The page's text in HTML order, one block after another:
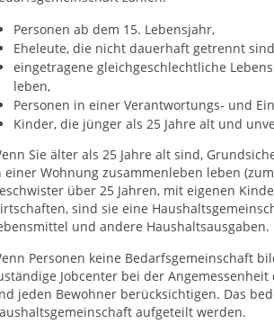
Personen ab dem 15. Lebensjahr,
Eheleute, die nicht dauerhaft getrennt
eingetragene gleichgeschlechtliche
leben,
Personen in einer Verantwortungs- und
Kinder, die jünger als 25 Jahre alt und
Sie älter als 25 Jahre alt sind,
einer Wohnung zusammenleben leben
über 25 Jahren, mit eigenen
sind sie eine
und andere Haushaltsausgaben.
Personen keine Bedarfsgemeinschaft
Jobcenter bei der
jeden Bewohner berücksichtigen. Das
aufgeteilt werden.